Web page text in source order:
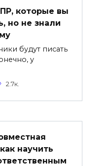
которые вы
но не знали
будут писать
у
2.7к.
научить